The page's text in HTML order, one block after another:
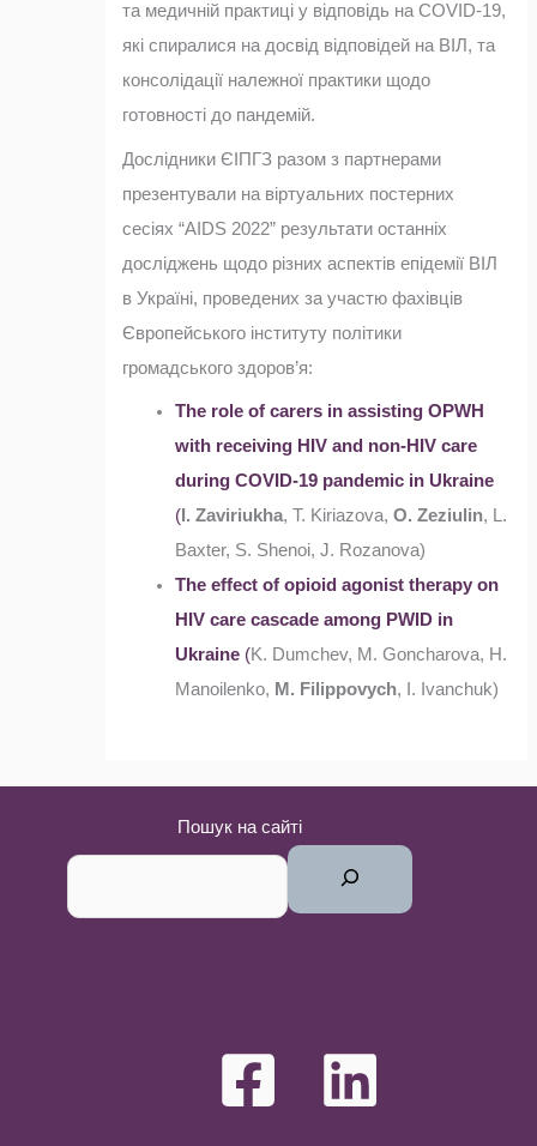
та медичній практиці у відповідь на COVID-19,
які спиралися на досвід відповідей на ВІЛ, та
консолідації належної практики щодо
готовності до пандемій.
Дослідники ЄІПГЗ разом з партнерами
презентували на віртуальних постерних
сесіях “AIDS 2022” результати останніх
досліджень щодо різних аспектів епідемії ВІЛ
в Україні, проведених за участю фахівців
Європейського інституту політики
громадського здоров’я:
The role of carers in assisting OPWH
with receiving HIV and non-HIV care
during COVID-19 pandemic in Ukraine
( I. Zaviriukha, T. Kiriazova,O. Zeziulin, L.
Baxter, S. Shenoi, J. Rozanova)
The effect of opioid agonist therapy on
HIV care cascade among PWID in
Ukraine (K. Dumchev, M. Goncharova, H.
Manoilenko, M. Filippovych, I. Ivanchuk)
Пошук на сайті